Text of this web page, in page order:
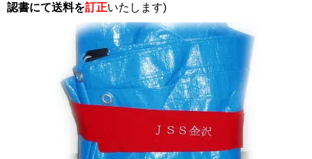
認書にて送料を訂正いたします)